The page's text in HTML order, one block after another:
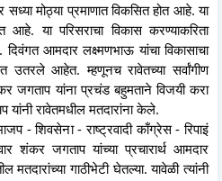
सध्या मोठ्या प्रमाणात विकसित होत आहे. या
आहे. या परिसराचा विकास करण्याकरिता
आमदार लक्ष्मणभाऊ यांचा विकासाचा
आहेत. म्हणूनच रावेतच्या सर्वांगीण
जगताप यांना प्रचंड बहुमताने विजयी करा
रावेतमधील मतदारांना केले.
- शिवसेना - राष्ट्रवादी काँग्रेस - रिपाइं
शंकर जगताप यांच्या प्रचारार्थ आमदार
मतदारांच्या गाठीभेटी घेतल्या. यावेळी त्यांनी